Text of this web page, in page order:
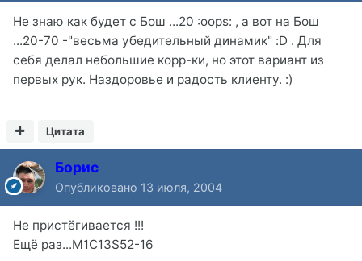
Не знаю как будет с Бош ...20 :oops: , а вот на Бош
...20-70 -"весьма убедительный динамик" :D . Для
себя делал небольшие корр-ки, но этот вариант из
первых рук. Наздоровье и радость клиенту. :)
Цитата
Борис
Опубликовано 13 июля, 2004
Не пристёгивается !!!
Ещё раз...M1C13S52-16